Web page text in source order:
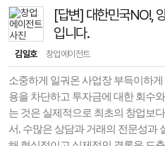
[답변] 대한민국NO!,
입니다.
김일호 창업에이전트
소중하게 일궈온 사업장 부득이하
용을 차단하고 투자금에 대한 회수
는 것은 실제적으로 최초의 창업보
서, 수많은 상담과 거래의 전문성과